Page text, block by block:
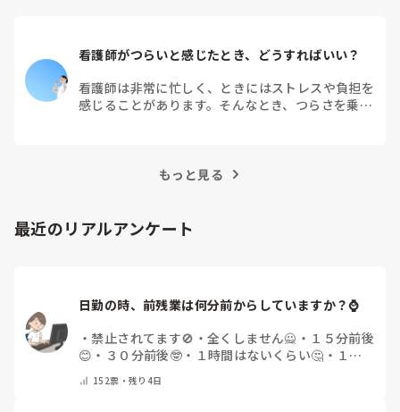
看護師がつらいと感じたとき、どうすればいい？
看護師は非常に忙しく、ときにはストレスや負担を
感じることがあります。そんなとき、つらさを乗り
もっと見る
最近のリアルアンケート
日勤の時、前残業は何分前からしていますか？⌚
・禁止されてます🚫 ・ 全くしません🙅 ・ １５分前後
😊 ・ ３０分前後🤓 ・ １時間はないくらい🤔 ・ １時
152票・残り4日